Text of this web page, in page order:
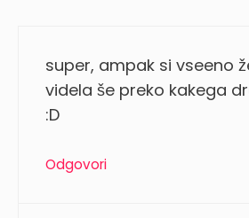
super, ampak si vseeno
videla še preko kakega
:D
Odgovori